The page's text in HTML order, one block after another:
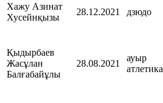
Хажу Азинат
Хусейнқызы
28.12.2021 дзюдо
Қыдырбаев
Жасұлан
Балғабайұлы
28.08.2021
ауыр
атлетика